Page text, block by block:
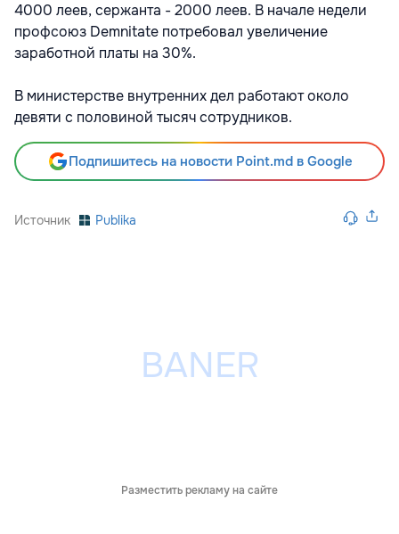
4000 леев, сержанта - 2000 леев. В начале недели
профсоюз Demnitate потребовал увеличение
заработной платы на 30%.
В министерстве внутренних дел работают около
девяти с половиной тысяч сотрудников.
Подпишитесь на новости Point.md в Google
Источник Publika
Разместить рекламу на сайте